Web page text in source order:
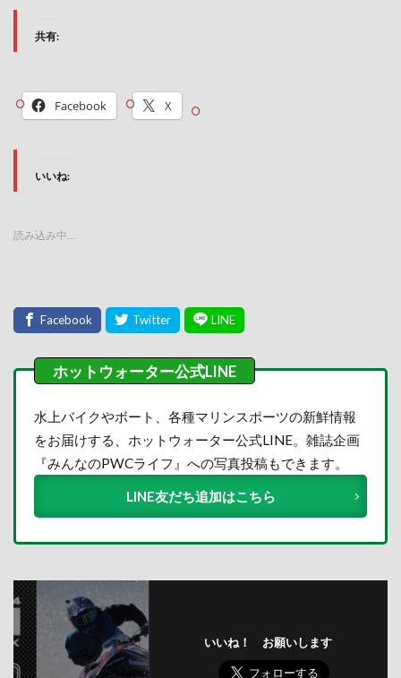
共有:
Facebook X
いいね:
読み込み中…
水上バイクやボート、各種マリンスポーツの新鮮情報
をお届けする、ホットウォーター公式LINE。雑誌企画
『みんなのPWCライフ』への写真投稿もできます。
LINE友だち追加はこちら
いいね！ お願いします